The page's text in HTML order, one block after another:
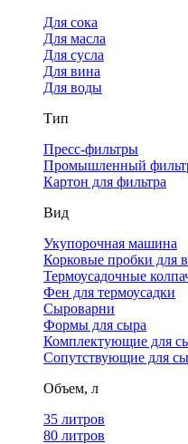
Для сока
Для масла
Для сусла
Для вина
Для воды
Тип
Пресс-фильтры
Промышленный
Картон для фильтра
Вид
Укупорочная машина
Корковые пробки для
Термоусадочные
Фен для термоусадки
Сыроварни
Формы для сыра
Комплектующие для
Сопутствующие для
Объем, л
35 литров
80 литров